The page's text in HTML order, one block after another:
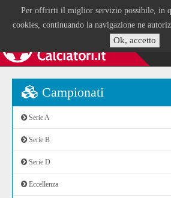
Per offrirti il miglior servizio possibile, in
cookies, continuando la navigazione ne
Ok, accetto
Campionati
Serie A
Serie B
Serie D
Eccellenza